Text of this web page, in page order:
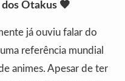
Otakus 🧡
já ouviu falar do
referência mundial
animes. Apesar de ter